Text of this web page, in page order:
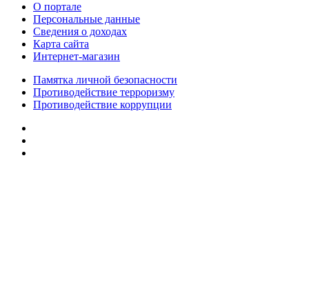
О портале
Персональные данные
Сведения о доходах
Карта сайта
Интернет-магазин
Памятка личной безопасности
Противодействие терроризму
Противодействие коррупции